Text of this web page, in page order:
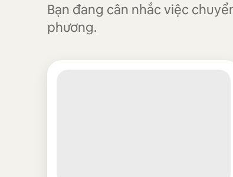
Bạn đang cân nhắc việc
phương.